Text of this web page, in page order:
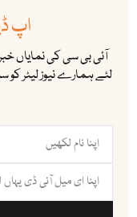
اپ
آئی بی سی کی نمایاں
لئے ہمارے نیوز لیٹر